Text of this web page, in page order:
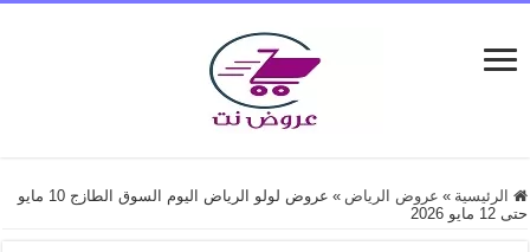
الرئيسية » عروض الرياض »
عروض لولو الرياض اليوم السوق الطازج 10 مايو
حتى 12 مايو 2026